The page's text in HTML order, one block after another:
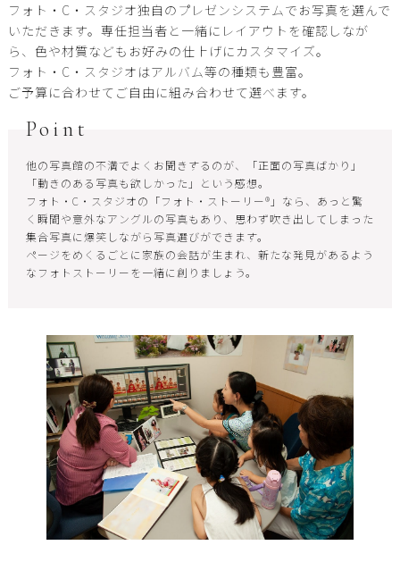
フォト・C・スタジオ独自のプレゼンシステムでお写真を選んで
いただきます。専任担当者と一緒にレイアウトを確認しなが
ら、色や材質などもお好みの仕上げにカスタマイズ。
フォト・C・スタジオはアルバム等の種類も豊富。
ご予算に合わせてご自由に組み合わせて選べます。
Point
他の写真館の不満でよくお聞きするのが、「正面の写真ばかり」
「動きのある写真も欲しかった」という感想。
フォト・C・スタジオの「フォト・ストーリー®」なら、あっと驚
く瞬間や意外なアングルの写真もあり、思わず吹き出してしまった
集合写真に爆笑しながら写真選びができます。
ページをめくるごとに家族の会話が生まれ、新たな発見があるよう
なフォトストーリーを一緒に創りましょう。